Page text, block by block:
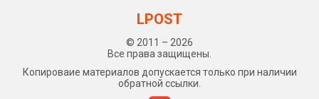
LPOST
© 2011 – 2026
Все права защищены.
Копироваие материалов допускается только при наличии
обратной ссылки.